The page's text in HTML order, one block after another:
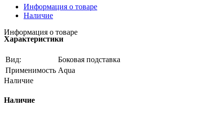
Информация о товаре
Наличие
Информация о товаре
Характеристики
Вид:
Боковая подставка
Применимость Aqua
Наличие
Наличие